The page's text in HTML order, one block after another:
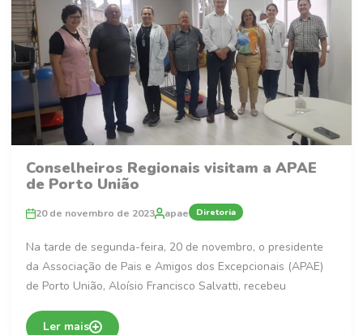
Conselheiros Regionais visitam a APAE
de Porto União
20 de novembro de 2023 apae Diretoria
Na tarde de segunda-feira, 20 de novembro, o presidente
da Associação de Pais e Amigos dos Excepcionais (APAE)
de Porto União, Aloísio Francisco Salvatti, recebeu
Ler mais